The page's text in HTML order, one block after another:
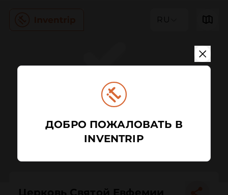
RU
ДОБРО ПОЖАЛОВАТЬ В
INVENTRIP